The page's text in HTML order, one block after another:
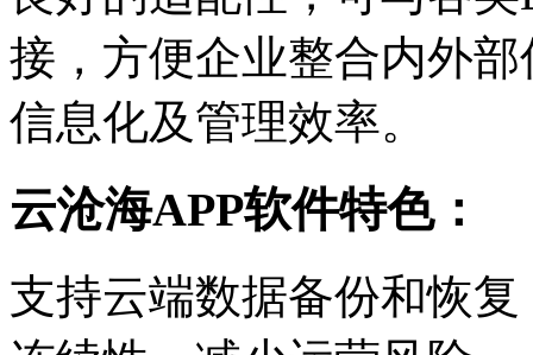
接，方便企业整合内外
信息化及管理效率。
云沧海APP软件特色：
支持云端数据备份和恢